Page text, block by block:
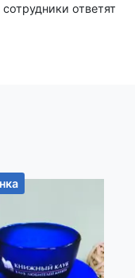
ответят
дом 40, помещение